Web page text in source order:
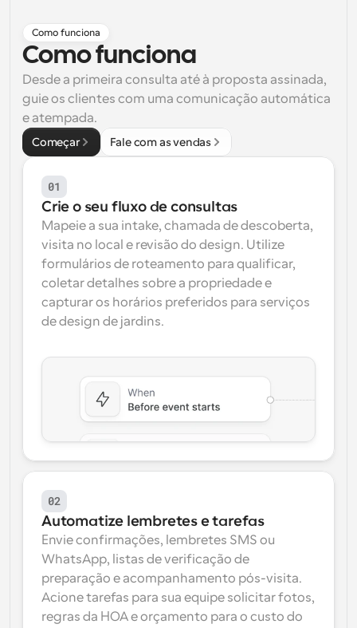
Agendamento potenciado com chamadas
Fluxos de trabalho
Automatizar agendamento e lembretes
Blogue
Mantenha-se atualizado com as últimas notícias e
atualizações
Reuniões Instantâneas
Reunião com clientes em minutos
Links de Grupo Dinâmico
Agende reuniões de forma fluida com várias pessoas
Receba notificações quando algo acontecer
Como funciona
Como funciona
Desde a primeira consulta até à proposta assinada,
guie os clientes com uma comunicação automática
e atempada.
Começar Fale com as vendas
01
Crie o seu fluxo de consultas
Mapeie a sua intake, chamada de descoberta,
visita no local e revisão do design. Utilize
formulários de roteamento para qualificar,
coletar detalhes sobre a propriedade e
capturar os horários preferidos para serviços
de design de jardins.
02
Automatize lembretes e tarefas
Envie confirmações, lembretes SMS ou
WhatsApp, listas de verificação de
preparação e acompanhamento pós-visita.
Acione tarefas para sua equipe solicitar fotos,
regras da HOA e orçamento para o custo do